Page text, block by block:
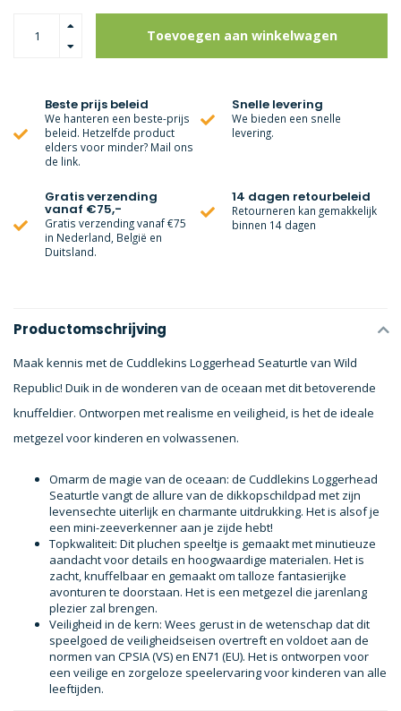
Toevoegen aan winkelwagen
Beste prijs beleid
We hanteren een beste-prijs
beleid. Hetzelfde product
elders voor minder? Mail ons
de link.
Snelle levering
We bieden een snelle
levering.
Gratis verzending
vanaf €75,-
Gratis verzending vanaf €75
in Nederland, België en
Duitsland.
14 dagen retourbeleid
Retourneren kan gemakkelijk
binnen 14 dagen
Productomschrijving
Maak kennis met de Cuddlekins Loggerhead Seaturtle van Wild
Republic! Duik in de wonderen van de oceaan met dit betoverende
knuffeldier. Ontworpen met realisme en veiligheid, is het de ideale
metgezel voor kinderen en volwassenen.
Omarm de magie van de oceaan: de Cuddlekins Loggerhead
Seaturtle vangt de allure van de dikkopschildpad met zijn
levensechte uiterlijk en charmante uitdrukking. Het is alsof je
een mini-zeeverkenner aan je zijde hebt!
Topkwaliteit: Dit pluchen speeltje is gemaakt met minutieuze
aandacht voor details en hoogwaardige materialen. Het is
zacht, knuffelbaar en gemaakt om talloze fantasierijke
avonturen te doorstaan. Het is een metgezel die jarenlang
plezier zal brengen.
Veiligheid in de kern: Wees gerust in de wetenschap dat dit
speelgoed de veiligheidseisen overtreft en voldoet aan de
normen van CPSIA (VS) en EN71 (EU). Het is ontworpen voor
een veilige en zorgeloze speelervaring voor kinderen van alle
leeftijden.